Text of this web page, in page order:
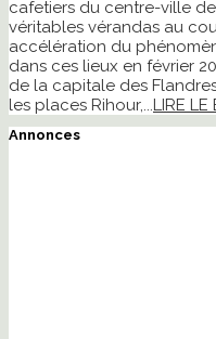
cafetiers du centre-ville
véritables vérandas au
accélération du
dans ces lieux en février
de la capitale des
les places Rihour,...LIRE LE
Annonces